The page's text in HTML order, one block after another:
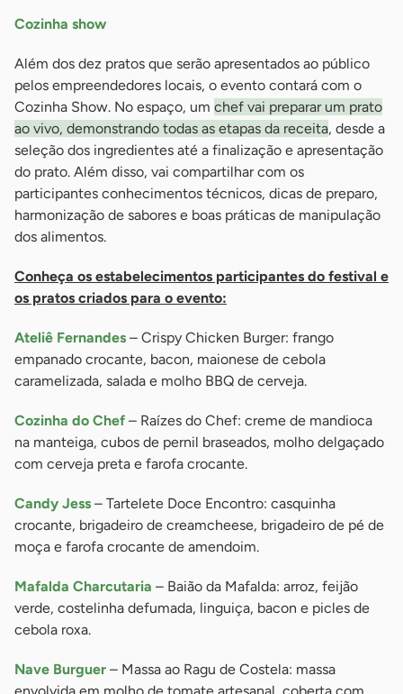
Cozinha show
Além dos dez pratos que serão apresentados ao público
pelos empreendedores locais, o evento contará com o
Cozinha Show. No espaço, um chef vai preparar um prato
ao vivo, demonstrando todas as etapas da receita, desde a
seleção dos ingredientes até a finalização e apresentação
do prato. Além disso, vai compartilhar com os
participantes conhecimentos técnicos, dicas de preparo,
harmonização de sabores e boas práticas de manipulação
dos alimentos.
Conheça os estabelecimentos participantes do festival e
os pratos criados para o evento:
Ateliê Fernandes – Crispy Chicken Burger: frango
empanado crocante, bacon, maionese de cebola
caramelizada, salada e molho BBQ de cerveja.
Cozinha do Chef – Raízes do Chef: creme de mandioca
na manteiga, cubos de pernil braseados, molho delgaçado
com cerveja preta e farofa crocante.
Candy Jess – Tartelete Doce Encontro: casquinha
crocante, brigadeiro de creamcheese, brigadeiro de pé de
moça e farofa crocante de amendoim.
Mafalda Charcutaria – Baião da Mafalda: arroz, feijão
verde, costelinha defumada, linguiça, bacon e picles de
cebola roxa.
Nave Burguer – Massa ao Ragu de Costela: massa
envolvida em molho de tomate artesanal, coberta com